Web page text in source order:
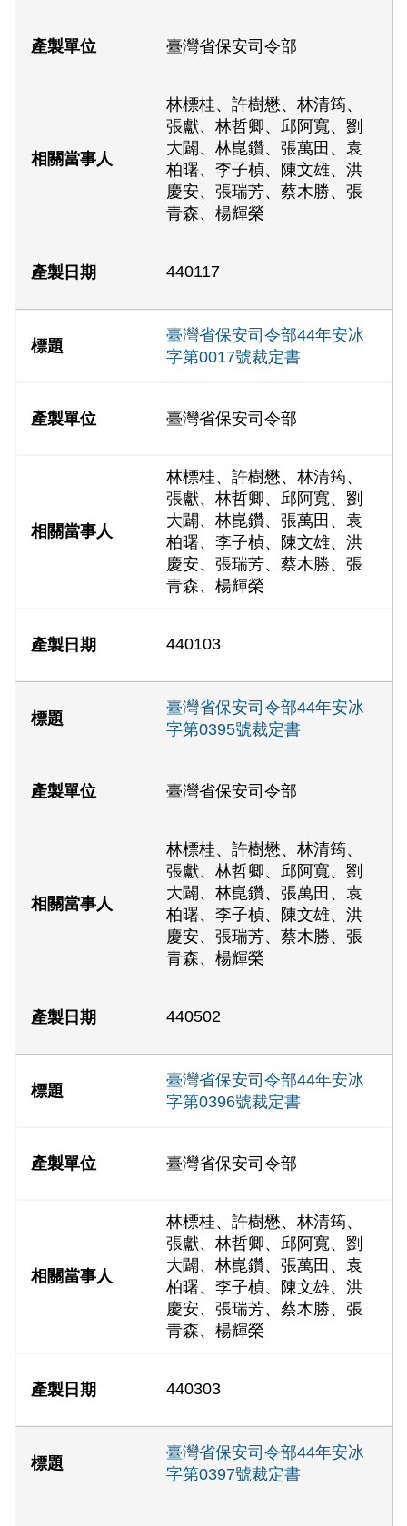
臺灣省保安司令部
林標桂、許樹懋、林清筠、
張獻、林哲卿、邱阿寬、劉
大闢、林崑鑽、張萬田、袁
柏曙、李子楨、陳文雄、洪
慶安、張瑞芳、蔡木勝、張
青森、楊輝榮
440117
臺灣省保安司令部44年安冰
字第0017號裁定書
臺灣省保安司令部
林標桂、許樹懋、林清筠、
張獻、林哲卿、邱阿寬、劉
大闢、林崑鑽、張萬田、袁
柏曙、李子楨、陳文雄、洪
慶安、張瑞芳、蔡木勝、張
青森、楊輝榮
440103
臺灣省保安司令部44年安冰
字第0395號裁定書
臺灣省保安司令部
林標桂、許樹懋、林清筠、
張獻、林哲卿、邱阿寬、劉
大闢、林崑鑽、張萬田、袁
柏曙、李子楨、陳文雄、洪
慶安、張瑞芳、蔡木勝、張
青森、楊輝榮
440502
臺灣省保安司令部44年安冰
字第0396號裁定書
臺灣省保安司令部
林標桂、許樹懋、林清筠、
張獻、林哲卿、邱阿寬、劉
大闢、林崑鑽、張萬田、袁
柏曙、李子楨、陳文雄、洪
慶安、張瑞芳、蔡木勝、張
青森、楊輝榮
440303
臺灣省保安司令部44年安冰
字第0397號裁定書